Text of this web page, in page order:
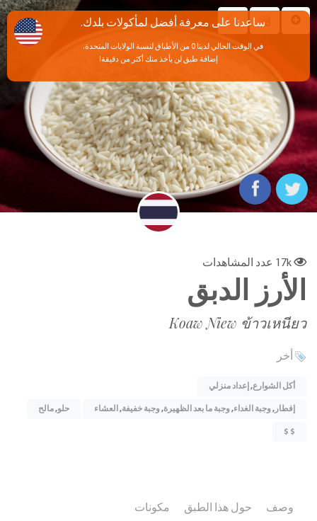
17k عدد المشاهدات
الأرز الدبق
Koaw Niew ข้าวเหนียว
أخر
أكل الشوارع, إعداد منزلي
إفطار ,وجبة الغداء,وجبة ما بعد الظهيرة,وجبة خفيفة, العشاء حلو,مالح
$ $
وصف حول هذا الطبق مكونات
ساعدنا على معرفة أفضل لمأكولات بلدك.
في الوقت الحالي لدينا 0 من الأطباق لنسبة الولايات المتحدة.
إضافة طبق لن يأخذ منك أكثر من دقيقة!